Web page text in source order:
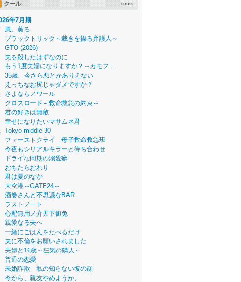
クール cours
年7月期
風、薫る
ブラックトリック～裁きを操る弁護人～
GTO (2026)
夫を殺したはずなのに
もう1度夫婦になりますか？～カモフ...
35歳、今さら恋とかありえない
えっちなお尻じゃダメですか？
さよならノワール
クロスロード～救命救急の約束～
君の好きは無敵
幸せになりたいマサムネ君
Tokyo middle 30
ファーストクライ 母子救命救急班
今夜もシリアルキラーと待ち合わせ
ドライな同期の溺愛癖
おちたらおわり
君は夏のなか
大空港～GATE24～
酒巻さんと不思議なBAR
ラストノート
心配無用ノ介天下御免
親愛なる夫へ
一緒にごはんをたべるだけ
夫に不倫をお願いされました
夫婦と16歳～狂気の隣人～
普通の恋愛
未婚詐欺 私の知らない彼の顔
今から、親友やめようか。